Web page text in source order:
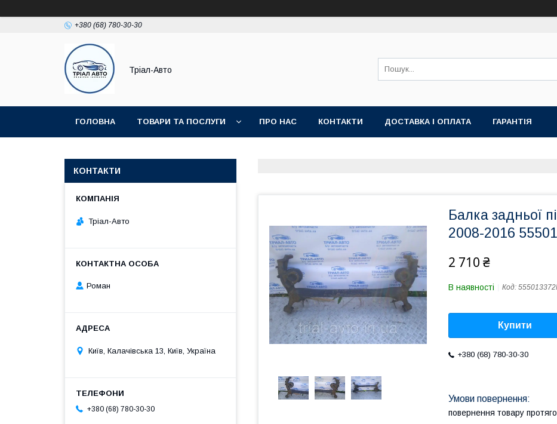
+380 (68) 780-30-30
Тріал-Авто
ГОЛОВНА ТОВАРИ ТА ПОСЛУГИ ПРО НАС КОНТАКТИ ДОСТАВКА І ОПЛАТА ГАРАНТІЯ
Балка задньої
2008-2016
2 710 ₴
В наявності Код:
Купити
+380 (68) 780-30-30
повернення товару
КОНТАКТИ
Тріал-Авто
Роман
Київ, Калачівська 13, Київ, Україна
+380 (68) 780-30-30